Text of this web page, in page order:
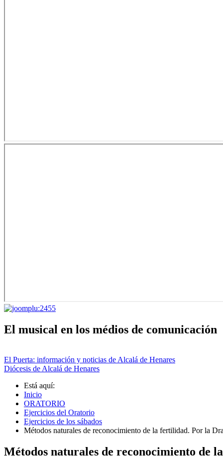
El musical en los médios de comunicación
El Puerta: información y noticias de Alcalá de Henares
Diócesis de Alcalá de Henares
Está aquí:
Inicio
ORATORIO
Ejercicios del Oratorio
Ejercicios de los sábados
Métodos naturales de reconocimiento de la fertilidad. Por la
Métodos naturales de reconocimiento